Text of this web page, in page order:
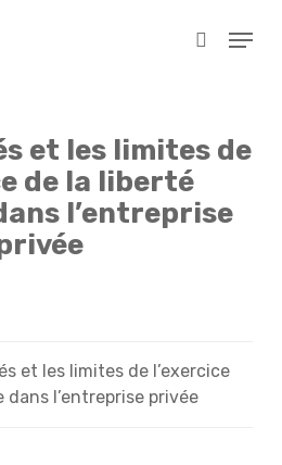
search
Menu
et les limites de
de la liberté
l’entreprise
et les limites de l’exercice
l’entreprise privée